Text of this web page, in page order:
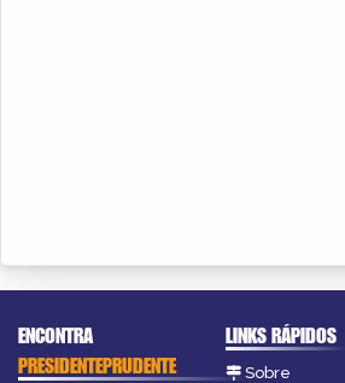
ENCONTRA
PRESIDENTEPRUDENTE
LINKS RÁPIDOS
Sobre